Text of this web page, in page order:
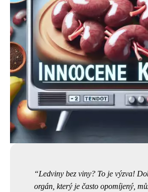
Ledviny bez viny? To je výzva!
orgán, který je často opomíjený,